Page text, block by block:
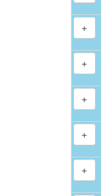
+
+
+
+
+